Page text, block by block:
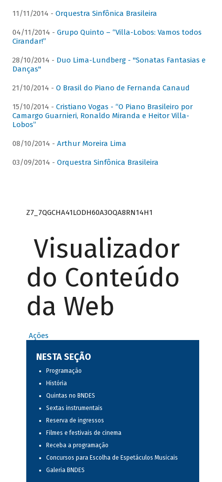
11/11/2014 - Orquestra Sinfônica Brasileira
04/11/2014 - Grupo Quinto – “Villa-Lobos: Vamos todos
Cirandar!”
28/10/2014 - Duo Lima-Lundberg - "Sonatas Fantasias e
Danças"
21/10/2014 - O Brasil do Piano de Fernanda Canaud
15/10/2014 - Cristiano Vogas - “O Piano Brasileiro por
Camargo Guarnieri, Ronaldo Miranda e Heitor Villa-
Lobos”
08/10/2014 - Arthur Moreira Lima
03/09/2014 - Orquestra Sinfônica Brasileira
Z7_7QGCHA41LODH60A3OQA8RN14H1
Visualizador
do Conteúdo
da Web
Ações
NESTA SEÇÃO
Programação
História
Quintas no BNDES
Sextas instrumentais
Reserva de ingressos
Filmes e festivais de cinema
Receba a programação
Concursos para Escolha de Espetáculos Musicais
Galeria BNDES